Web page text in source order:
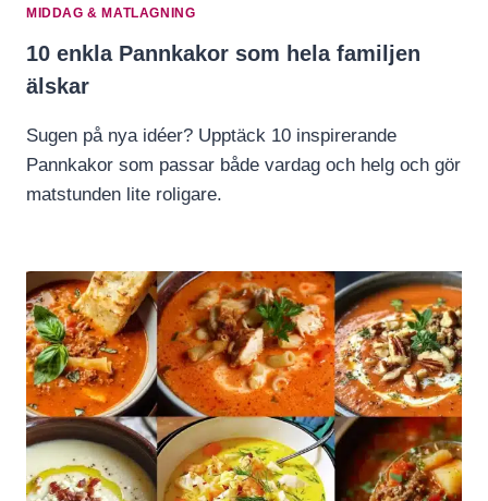
MIDDAG & MATLAGNING
10 enkla Pannkakor som hela familjen
älskar
Sugen på nya idéer? Upptäck 10 inspirerande
Pannkakor som passar både vardag och helg och gör
matstunden lite roligare.